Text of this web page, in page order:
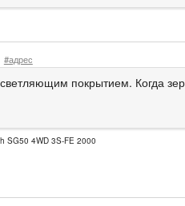
#адрес
покрытием. Когда
SG50 4WD 3S-FE 2000